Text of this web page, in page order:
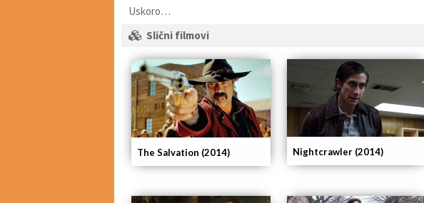
Uskoro…
Slični filmovi
Nightcrawler (2014)
The Salvation (2014)